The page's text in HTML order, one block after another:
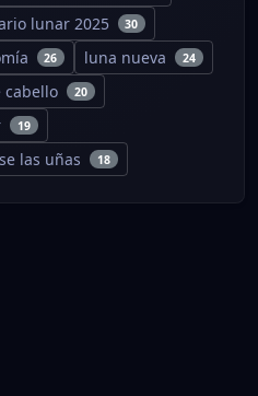
lunar 2025 30
26 luna nueva 24
cabello 20
19
las uñas 18